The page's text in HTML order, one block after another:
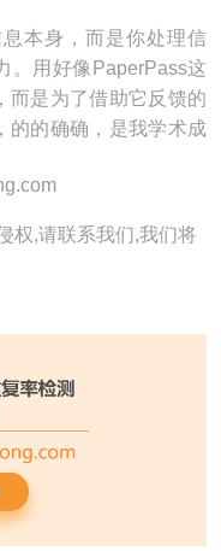
本身，而是你处理信
。用好像PaperPass这
而是为了借助它反馈的
的的确确，是我学术成
权,请联系我们,我们将